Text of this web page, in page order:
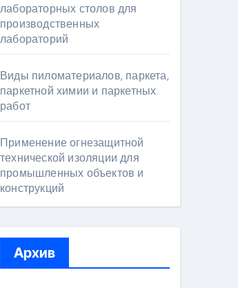
лабораторных столов для
производственных
лабораторий
Виды пиломатериалов, паркета,
паркетной химии и паркетных
работ
Применение огнезащитной
технической изоляции для
промышленных объектов и
конструкций
Архив